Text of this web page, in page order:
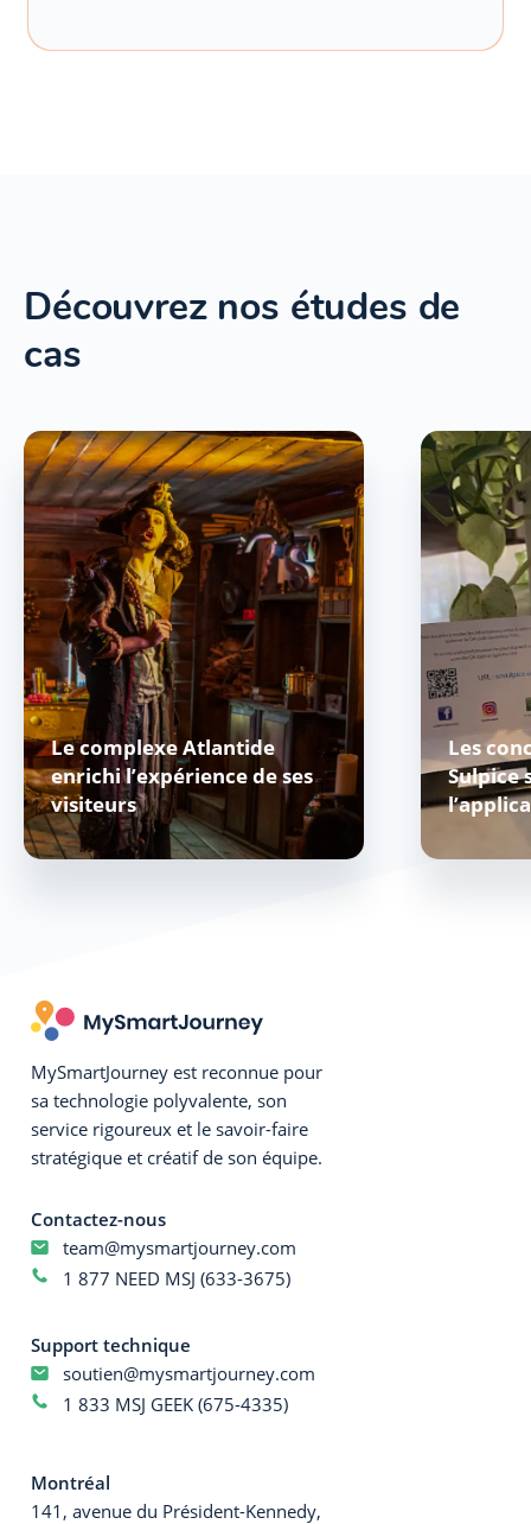
Découvrez nos études de
cas
Le complexe Atlantide
enrichi l’expérience de ses
visiteurs
Les
Sulpice
MySmartJourney est reconnue pour
sa technologie polyvalente, son
service rigoureux et le savoir-faire
stratégique et créatif de son équipe.
Contactez-nous
team@mysmartjourney.com
1 877 NEED MSJ (633-3675)
Support technique
soutien@mysmartjourney.com
1 833 MSJ GEEK (675-4335)
Montréal
141, avenue du Président-Kennedy,